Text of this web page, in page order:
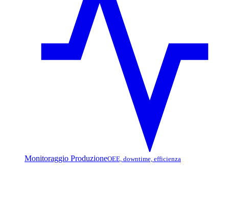
Monitoraggio ProduzioneOEE, downtime, efficienza